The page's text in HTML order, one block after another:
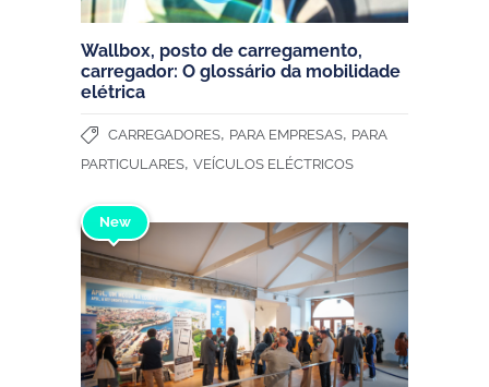
Wallbox, posto de carregamento,
carregador: O glossário da mobilidade
elétrica
CARREGADORES, PARA EMPRESAS, PARA
PARTICULARES, VEÍCULOS ELÉCTRICOS
New